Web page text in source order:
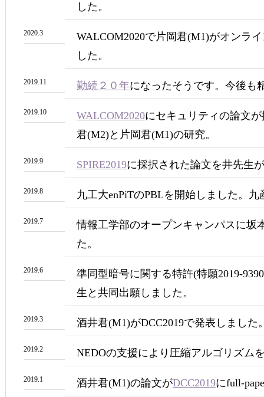
した。
2020.3
WALCOM2020で片岡君(M1)がオンラ
した。
2019.11 勤続２０年になったそうです。今後も
2019.10 WALCOM2020にセキュリティの論文
君(M2)と片岡君(M1)の研究。
2019.9 SPIRE2019に採択された論文を井先生
2019.8 九工大enPiTのPBLを開始しました。
2019.7
情報工学部のオープンキャンパスに坂
た。
2019.6
準同型暗号に関する特許(特願2019-
生と共同出願しました。
2019.3 酒井君(M1)がDCC2019で発表しました
2019.2 NEDOの支援により圧縮アルゴリズム
2019.1 酒井君(M1)の論文がDCC2019にfull-